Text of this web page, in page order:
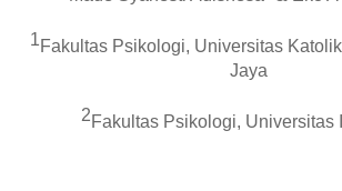
1Fakultas Psikologi, Universitas
Jaya
2Fakultas Psikologi, Universitas